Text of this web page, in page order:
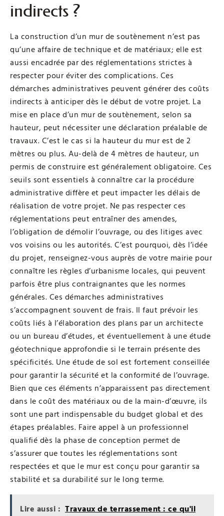
indirects ?
La construction d’un mur de soutènement n’est pas
qu’une affaire de technique et de matériaux; elle est
aussi encadrée par des réglementations strictes à
respecter pour éviter des complications. Ces
démarches administratives peuvent générer des coûts
indirects à anticiper dès le début de votre projet. La
mise en place d’un mur de soutènement, selon sa
hauteur, peut nécessiter une déclaration préalable de
travaux. C’est le cas si la hauteur du mur est de 2
mètres ou plus. Au-delà de 4 mètres de hauteur, un
permis de construire est généralement obligatoire. Ces
seuils sont essentiels à connaître car la procédure
administrative diffère et peut impacter les délais de
réalisation de votre projet. Ne pas respecter ces
réglementations peut entraîner des amendes,
l’obligation de démolir l’ouvrage, ou des litiges avec
vos voisins ou les autorités. C’est pourquoi, dès l’idée
du projet, renseignez-vous auprès de votre mairie pour
connaître les règles d’urbanisme locales, qui peuvent
parfois être plus contraignantes que les normes
générales. Ces démarches administratives
s’accompagnent souvent de frais. Il faut prévoir les
coûts liés à l’élaboration des plans par un architecte
ou un bureau d’études, et éventuellement à une étude
géotechnique approfondie si le terrain présente des
spécificités. Une étude de sol est fortement conseillée
pour garantir la sécurité et la conformité de l’ouvrage.
Bien que ces éléments n’apparaissent pas directement
dans le coût des matériaux ou de la main-d’œuvre, ils
sont une part indispensable du budget global et des
étapes préalables. Faire appel à un professionnel
qualifié dès la phase de conception permet de
s’assurer que toutes les réglementations sont
respectées et que le mur est conçu pour garantir sa
stabilité et sa durabilité sur le long terme.
Lire aussi : Travaux de terrassement : ce qu'il